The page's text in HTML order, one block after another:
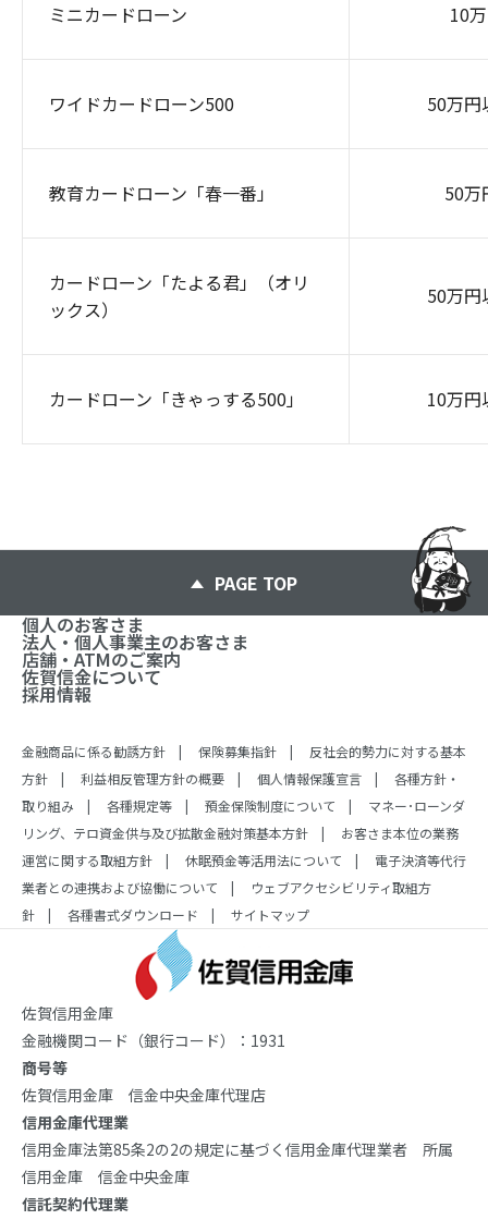
ミニカードローン 10
ワイドカードローン500 50万円
教育カードローン「春一番」 50万
カードローン「たよる君」（オリ
ックス）
50万円
カードローン「きゃっする500」 10万円
PAGE TOP
個人のお客さま
法人・個人事業主のお客さま
店舗・ATMのご案内
佐賀信金について
採用情報
金融商品に係る勧誘方針 保険募集指針
反社会的勢力に対する基本
方針
利益相反管理方針の概要 個人情報保護宣言
各種方針・
取り組み
各種規定等 預金保険制度について
マネー･ローンダ
リング、テロ資金供与及び拡散金融対策基本方針
お客さま本位の業務
運営に関する取組方針
休眠預金等活用法について
電子決済等代行
業者との連携および協働について
ウェブアクセシビリティ取組方
針
各種書式ダウンロード サイトマップ
佐賀信用金庫
金融機関コード（銀行コード）：1931
商号等
佐賀信用金庫 信金中央金庫代理店
信用金庫代理業
信用金庫法第85条2の2の規定に基づく信用金庫代理業者 所属
信用金庫 信金中央金庫
信託契約代理業